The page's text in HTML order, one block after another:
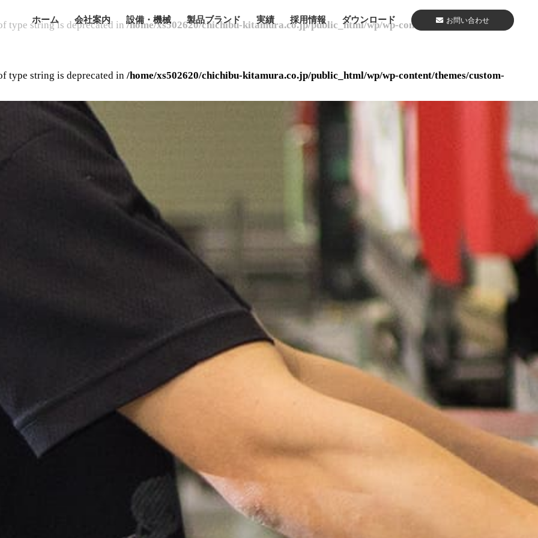
type string is deprecated in/home/xs502620/chichibu-kitamura.co.jp/public_html/wp/wp-content/themes/custom-
type string is deprecated in /home/xs502620/chichibu-kitamura.co.jp/public_html/wp/wp-content/themes/custom-
ホーム 会社案内 設備・機械 製品ブランド 実績 採用情報 ダウンロード お問い合わせ